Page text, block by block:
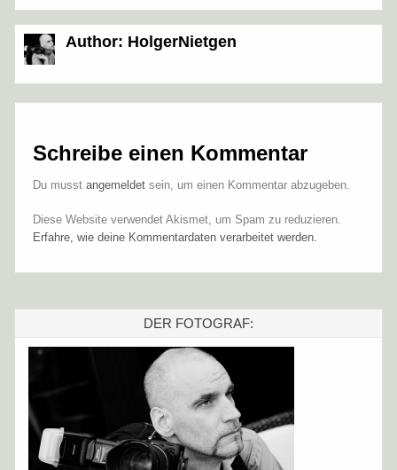
Author: HolgerNietgen
Schreibe einen Kommentar
Du musst angemeldet sein, um einen Kommentar abzugeben.
Diese Website verwendet Akismet, um Spam zu reduzieren.
Erfahre, wie deine Kommentardaten verarbeitet werden.
DER FOTOGRAF: